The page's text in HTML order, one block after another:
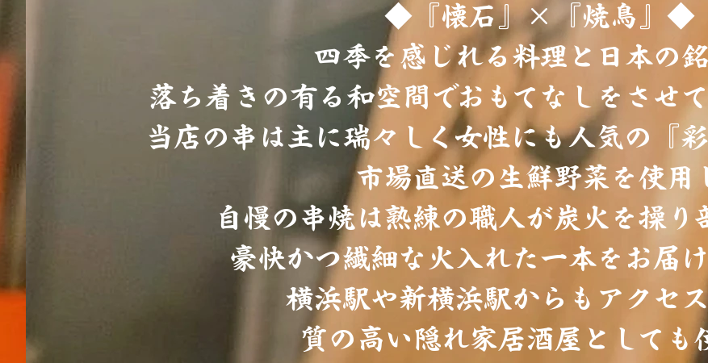
◆『懐石』×『焼鳥』◆
四季を感じれる料理と日本の銘
落ち着きの有る和空間でおもてなしをさせ
当店の串は主に瑞々しく女性にも人気の『
市場直送の生鮮野菜を使用
自慢の串焼は熟練の職人が炭火を操り
豪快かつ繊細な火入れた一本をお届
横浜駅や新横浜駅からもアクセ
質の高い隠れ家居酒屋としても